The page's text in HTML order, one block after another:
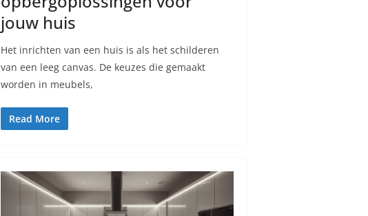
jouw huis
Het inrichten van een huis is als het schilderen
van een leeg canvas. De keuzes die gemaakt
worden in meubels,
Read More